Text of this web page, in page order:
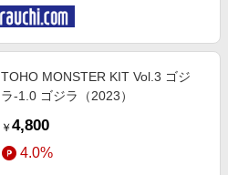
TOHO MONSTER KIT Vol.3 ゴジ
ラ-1.0 ゴジラ（2023）
￥ 4,800
4.0%